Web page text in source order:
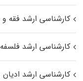
کارشناسی ارشد فقه
کارشناسی ارشد
کارشناسی ارشد